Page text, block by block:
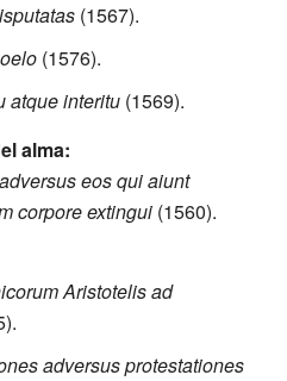
(1567).
(1576).
atque interitu (1569).
alma:
eos qui aiunt
corpore extingui (1560).
Aristotelis ad
adversus protestationes